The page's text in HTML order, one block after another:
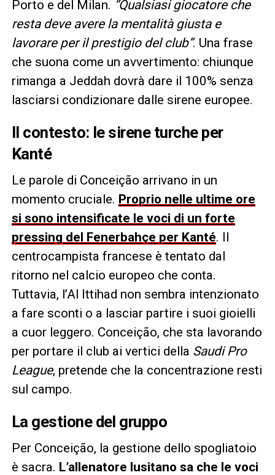
Porto e del Milan. “Qualsiasi giocatore che
resta deve avere la mentalità giusta e
lavorare per il prestigio del club”. Una frase
che suona come un avvertimento: chiunque
rimanga a Jeddah dovrà dare il 100% senza
lasciarsi condizionare dalle sirene europee.
Il contesto: le sirene turche per
Kanté
Le parole di Conceição arrivano in un
momento cruciale. Proprio nelle ultime ore
si sono intensificate le voci di un forte
pressing del Fenerbahçe per Kanté. Il
centrocampista francese è tentato dal
ritorno nel calcio europeo che conta.
Tuttavia, l’Al Ittihad non sembra intenzionato
a fare sconti o a lasciar partire i suoi gioielli
a cuor leggero. Conceição, che sta lavorando
per portare il club ai vertici della Saudi Pro
League, pretende che la concentrazione resti
sul campo.
La gestione del gruppo
Per Conceição, la gestione dello spogliatoio
è sacra. L’allenatore lusitano sa che le voci